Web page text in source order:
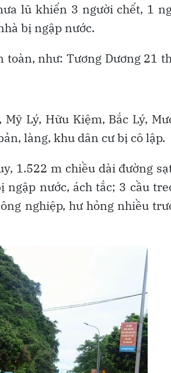
lũ khiến 3 người chết, 1
bị ngập nước.
như: Tương Dương 21
Lý, Hữu Kiệm, Bắc Lý,
làng, khu dân cư bị cô lập.
1.522 m chiều dài đường
nước, ách tắc; 3 cầu
nghiệp, hư hỏng nhiều